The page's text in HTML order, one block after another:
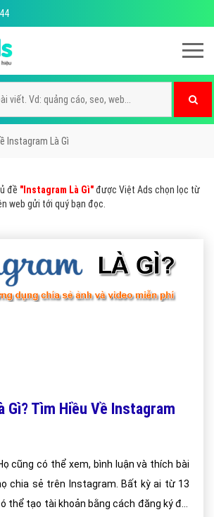
Instagram Là Gì
đề "Instagram Là Gì"được Việt Ads chọn lọc từ
web gửi tới quý bạn đọc.
Gì? Tìm Hiều Về Instagram
cũng có thể xem, bình luận và thích bài
chia sẻ trên Instagram. Bất kỳ ai từ 13
thể tạo tài khoản bằng cách đăng ký địa